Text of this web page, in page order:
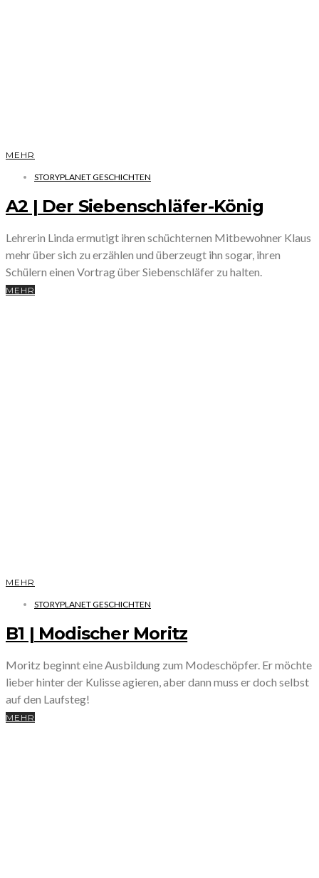
MEHR
STORYPLANET GESCHICHTEN
A2 | Der Siebenschläfer-König
Lehrerin Linda ermutigt ihren schüchternen Mitbewohner Klaus
mehr über sich zu erzählen und überzeugt ihn sogar, ihren
Schülern einen Vortrag über Siebenschläfer zu halten.
MEHR
MEHR
STORYPLANET GESCHICHTEN
B1 | Modischer Moritz
Moritz beginnt eine Ausbildung zum Modeschöpfer. Er möchte
lieber hinter der Kulisse agieren, aber dann muss er doch selbst
auf den Laufsteg!
MEHR